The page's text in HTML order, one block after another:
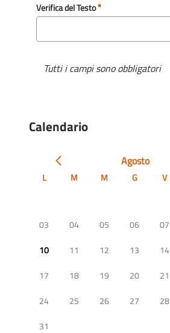
Verifica del Testo
Tutti i campi sono obbligatori
Calendario
Agosto
L M M G V
03
04 05 06 07
10
11 12 13 14
17
18 19 20 21
24
25 26 27 28
31